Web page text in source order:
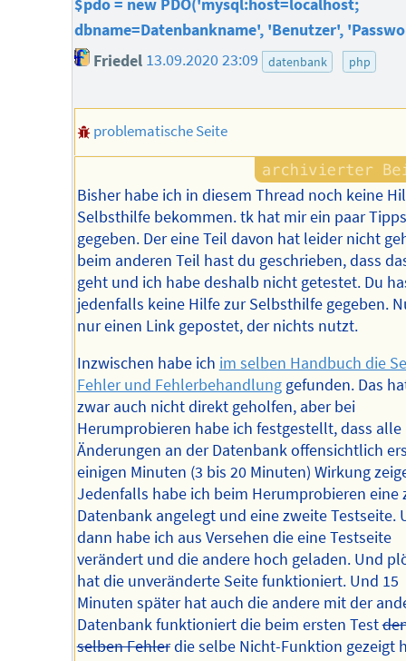
$pdo = new PDO('mysql:host=localhost;
dbname=Datenbankname', 'Benutzer',
Friedel 13.09.2020 23:09 datenbank php
problematische Seite
Bisher habe ich in diesem Thread noch keine
Selbsthilfe bekommen. tk hat mir ein paar Tipps
gegeben. Der eine Teil davon hat leider nicht
beim anderen Teil hast du geschrieben, dass
geht und ich habe deshalb nicht getestet. Du
jedenfalls keine Hilfe zur Selbsthilfe gegeben.
nur einen Link gepostet, der nichts nutzt.
Inzwischen habe ich im selben Handbuch die
Fehler und Fehlerbehandlunggefunden. Das
zwar auch nicht direkt geholfen, aber bei
Herumprobieren habe ich festgestellt, dass alle
Änderungen an der Datenbank offensichtlich
einigen Minuten (3 bis 20 Minuten) Wirkung
Jedenfalls habe ich beim Herumprobieren eine
Datenbank angelegt und eine zweite Testseite.
dann habe ich aus Versehen die eine Testseite
verändert und die andere hoch geladen. Und
hat die unveränderte Seite funktioniert. Und 15
Minuten später hat auch die andere mit der
Datenbank funktioniert die beim ersten Test
selben Fehlerdie selbe Nicht-Funktion gezeigt